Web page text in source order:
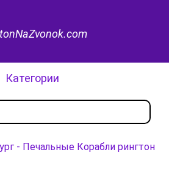
Категории
- Печальные Корабли рингтон